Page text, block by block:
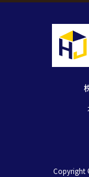
Copyright